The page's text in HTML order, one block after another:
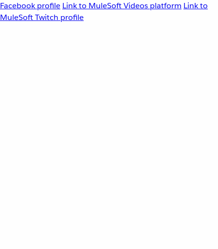
Facebook profile Link to MuleSoft Videos platform Link to
MuleSoft Twitch profile